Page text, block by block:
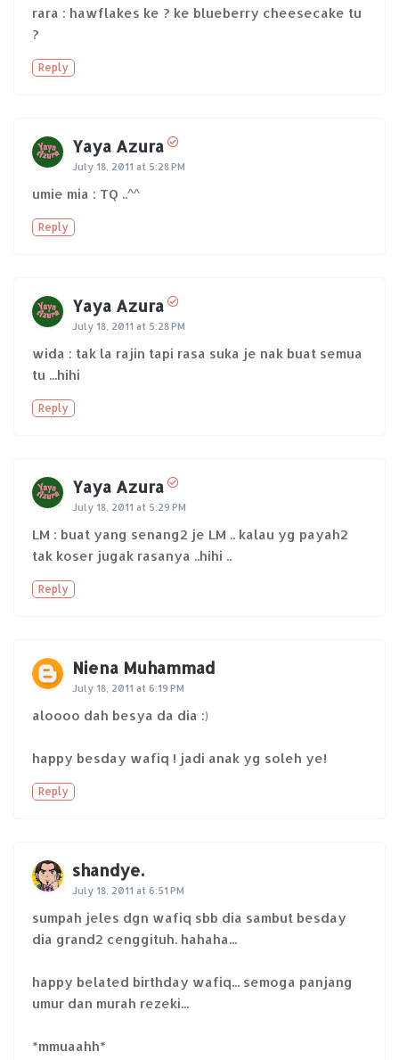
rara : hawflakes ke ? ke blueberry cheesecake tu
?
Reply
Yaya Azura
July 18, 2011 at 5:28 PM
umie mia : TQ ..^^
Reply
Yaya Azura
July 18, 2011 at 5:28 PM
wida : tak la rajin tapi rasa suka je nak buat semua
tu ...hihi
Reply
Yaya Azura
July 18, 2011 at 5:29 PM
LM : buat yang senang2 je LM .. kalau yg payah2
tak koser jugak rasanya ..hihi ..
Reply
Niena Muhammad
July 18, 2011 at 6:19 PM
aloooo dah besya da dia :)
happy besday wafiq ! jadi anak yg soleh ye!
Reply
shandye.
July 18, 2011 at 6:51 PM
sumpah jeles dgn wafiq sbb dia sambut besday
dia grand2 cenggituh. hahaha...
happy belated birthday wafiq... semoga panjang
umur dan murah rezeki...
*mmuaahh*